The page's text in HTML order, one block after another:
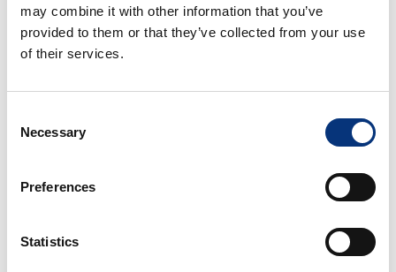
may combine it with other information that you’ve
provided to them or that they’ve collected from your use
of their services.
Selection
Necessary
Preferences
Statistics
Imposibilidad de operar en elmercado del
y de la pasarela digital única nacional que facilitará
¿Cuáles son las ventajas